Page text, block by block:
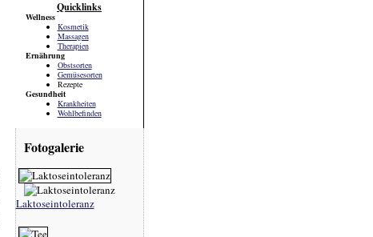
Fotogalerie
Laktoseintoleranz
Quicklinks
Wellness
Kosmetik
Massagen
Therapien
Ernährung
Obstsorten
Gemüsesorten
Rezepte
Gesundheit
Krankheiten
Wohlbefinden